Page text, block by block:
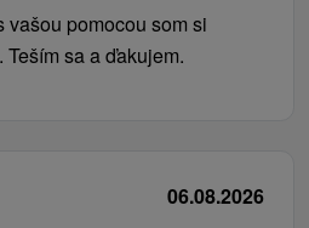
vašou pomocou som si
sa a ďakujem.
06.08.2026